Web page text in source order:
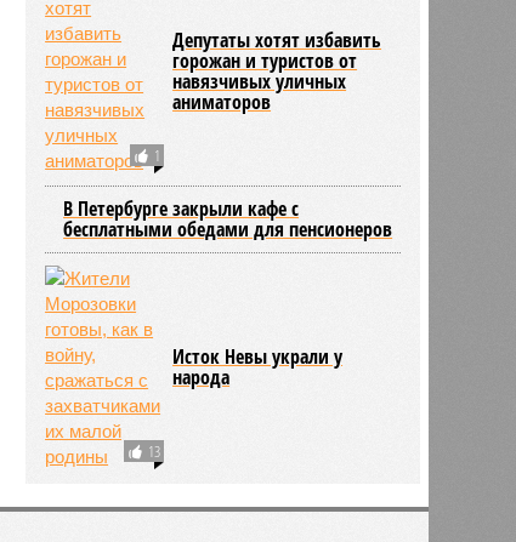
1
Депутаты хотят избавить
горожан и туристов от
навязчивых уличных
аниматоров
В Петербурге закрыли кафе с
бесплатными обедами для пенсионеров
13
Исток Невы украли у
народа